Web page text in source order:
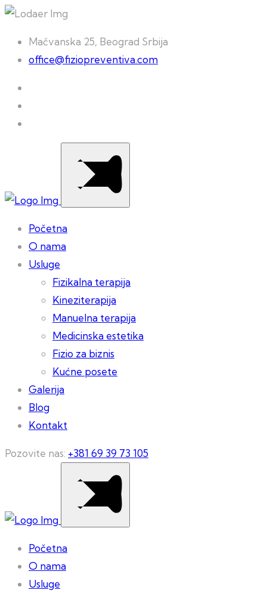
Mačvanska 25, Beograd Srbija
office@fiziopreventiva.com
Početna
O nama
Usluge
Fizikalna terapija
Kineziterapija
Manuelna terapija
Medicinska estetika
Fizio za biznis
Kućne posete
Galerija
Blog
Kontakt
Pozovite nas: +381 69 39 73 105
Početna
O nama
Usluge